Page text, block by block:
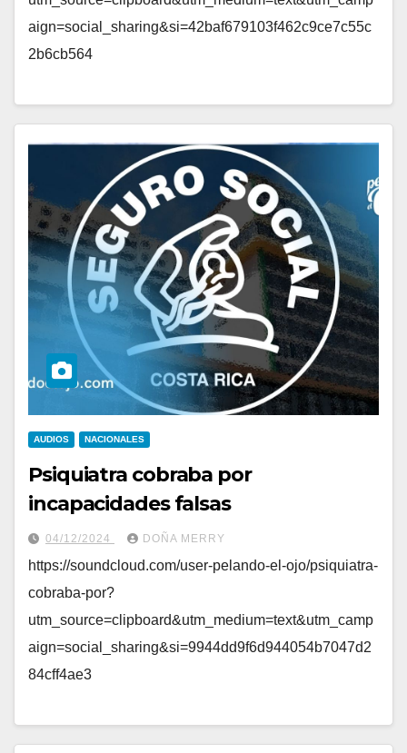
aign=social_sharing&si=42baf679103f462c9ce7c55c
2b6cb564
AUDIOS NACIONALES
Psiquiatra cobraba por
incapacidades falsas
04/12/2024 DOÑA MERRY
https://soundcloud.com/user-pelando-el-ojo/psiquiatra-
cobraba-por?
utm_source=clipboard&utm_medium=text&utm_camp
aign=social_sharing&si=9944dd9f6d944054b7047d2
84cff4ae3